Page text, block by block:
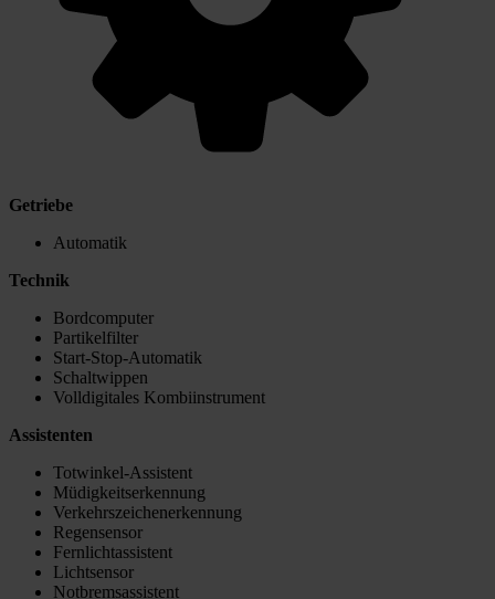
Getriebe
Automatik
Technik
Bordcomputer
Partikelfilter
Start-Stop-Automatik
Schaltwippen
Volldigitales Kombiinstrument
Assistenten
Totwinkel-Assistent
Müdigkeitserkennung
Verkehrszeichenerkennung
Regensensor
Fernlichtassistent
Lichtsensor
Notbremsassistent